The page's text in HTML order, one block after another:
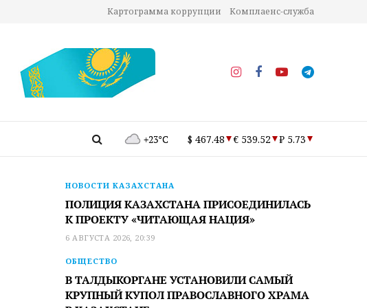
Картограмма коррупции Комплаенс-служба
+23°C $ 467.48 € 539.52 ₽ 5.73
НОВОСТИ КАЗАХСТАНА
ПОЛИЦИЯ КАЗАХСТАНА ПРИСОЕДИНИЛАСЬ
К ПРОЕКТУ «ЧИТАЮЩАЯ НАЦИЯ»
6 АВГУСТА 2026, 20:39
ОБЩЕСТВО
В ТАЛДЫКОРГАНЕ УСТАНОВИЛИ САМЫЙ
КРУПНЫЙ КУПОЛ ПРАВОСЛАВНОГО ХРАМА